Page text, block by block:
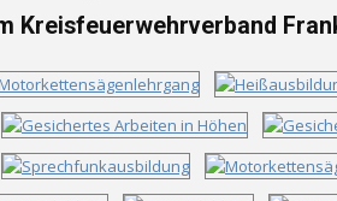
Kreisfeuerwehrverband